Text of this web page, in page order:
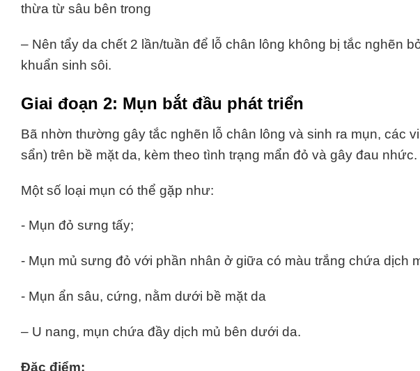
thừa từ sâu bên trong
– Nên tẩy da chết 2 lần/tuần để lỗ chân lông không bị tắc nghẽn
khuẩn sinh sôi.
Giai đoạn 2: Mụn bắt đầu phát triển
Bã nhờn thường gây tắc nghẽn lỗ chân lông và sinh ra mụn, các
sẩn) trên bề mặt da, kèm theo tình trạng mẩn đỏ và gây đau nhức.
M
‏- Mụn ẩn sâu, cứng, nằm dưới bề mặt da
– U nang, mụn chứa đầy dịch mủ bên dưới da.
Đặc điểm: